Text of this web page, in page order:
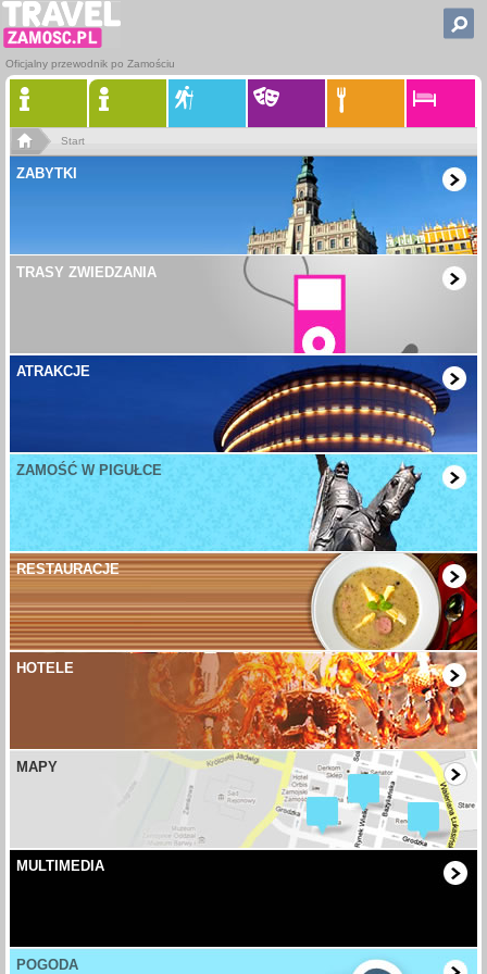
Oficjalny przewodnik po Zamościu
Start
ZABYTKI
TRASY ZWIEDZANIA
ATRAKCJE
ZAMOŚĆ W PIGUŁCE
RESTAURACJE
HOTELE
MAPY
MULTIMEDIA
POGODA